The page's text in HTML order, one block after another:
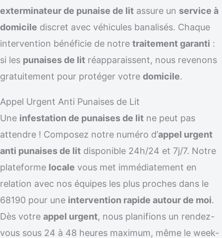
exterminateur de punaise de lit assure un service à
domicile discret avec véhicules banalisés. Chaque
intervention bénéficie de notre traitement garanti :
si les punaises de lit réapparaissent, nous revenons
gratuitement pour protéger votre domicile.
Appel Urgent Anti Punaises de Lit
Une infestation de punaises de lit ne peut pas
attendre ! Composez notre numéro d’appel urgent
anti punaises de lit disponible 24h/24 et 7j/7. Notre
plateforme locale vous met immédiatement en
relation avec nos équipes les plus proches dans le
68190 pour une intervention rapide autour de moi.
Dès votre appel urgent, nous planifions un rendez-
vous sous 24 à 48 heures maximum, même le week-